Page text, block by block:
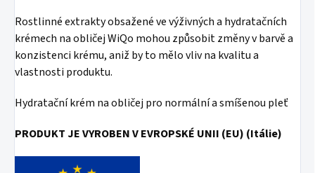
Rostlinné extrakty obsažené ve výživných a hydratačních
krémech na obličej WiQo mohou způsobit změny v barvě a
konzistenci krému, aniž by to mělo vliv na kvalitu a
vlastnosti produktu.
Hydratační krém na obličej pro normální a smíšenou pleť
PRODUKT JE VYROBEN V EVROPSKÉ UNII (EU) (Itálie)